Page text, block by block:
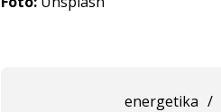
energetika /